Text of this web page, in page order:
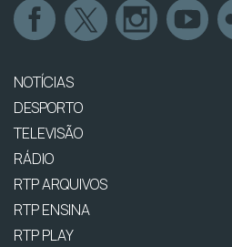
NOTÍCIAS
DESPORTO
TELEVISÃO
RÁDIO
RTP ARQUIVOS
RTP ENSINA
RTP PLAY